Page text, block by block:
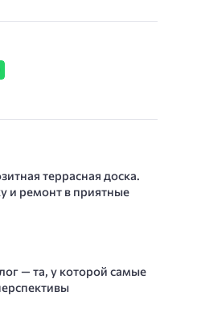
террасная доска.
и ремонт в приятные
— та, у которой самые